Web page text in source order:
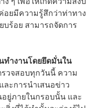
อยมีความรู้สึกว่าท่าทาง
บร้อย สามารถจัดการ
ทำงานโดยยึดมั่นใน
รวจสอบทุกวันนี้ ความ
ละการนำเสนอข่าว
อยู่ภายในกรอบนั้น และ